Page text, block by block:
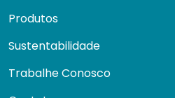
Produtos
Sustentabilidade
Trabalhe Conosco